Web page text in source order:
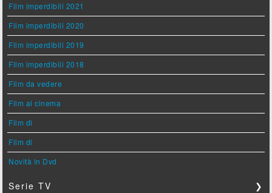
Film imperdibili 2021
Film imperdibili 2020
Film imperdibili 2019
Film imperdibili 2018
Film da vedere
Film al cinema
Film di
Film di
Novità in Dvd
Serie TV ❯